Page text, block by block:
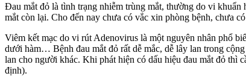
Đau mắt đỏ là tình trạng nhiễm trùng mắt, thường do vi
mắt còn lại. Cho đến nay chưa có vắc xin phòng bệnh, chưa
Viêm kết mạc do vi rút Adenovirus là một nguyên nhân phổ
dưới hàm… Bệnh đau mắt đỏ rất dễ mắc, dễ lây lan trong
lan cho người khác. Khi phát hiện có dấu hiệu đau mắt đỏ thì
định).